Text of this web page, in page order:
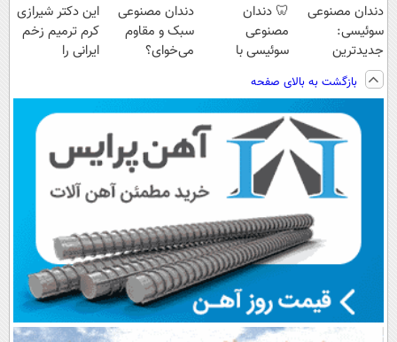
دندان مصنوعی
سوئیسی:
جدیدترین
فناوری اروپا،
سبک و مقاوم |
پرداخت قسطی
🦷 دندان
مصنوعی
سوئیسی با
دیجیتال |
پرداخت در 4
قسط |📍 تهران
دندان مصنوعی
سبک و مقاوم
می‌خوای؟
📍تهران
این دکتر شیرازی
کرم ترمیم زخم
ایرانی را
بازگشت به بالای صفحه